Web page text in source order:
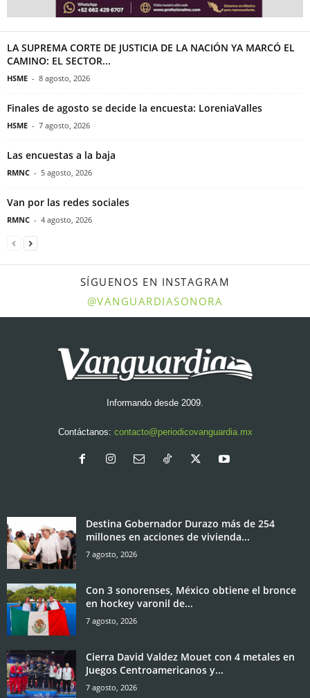
LA SUPREMA CORTE DE JUSTICIA DE LA NACIÓN YA MARCÓ EL
CAMINO: EL SECTOR...
HSME - 8 agosto, 2026
Finales de agosto se decide la encuesta: LoreniaValles
HSME - 7 agosto, 2026
Las encuestas a la baja
RMNC - 5 agosto, 2026
Van por las redes sociales
RMNC - 4 agosto, 2026
SÍGUENOS EN INSTAGRAM
@VANGUARDIASONORA
Informando desde 2009.
Contáctanos: contacto@periodicovanguardia.mx
Destina Gobernador Durazo más de 254
millones en acciones de vivienda...
7 agosto, 2026
Con 3 sonorenses, México obtiene el bronce
en hockey varonil de...
7 agosto, 2026
Cierra David Valdez Mouet con 4 metales en
Juegos Centroamericanos y...
7 agosto, 2026